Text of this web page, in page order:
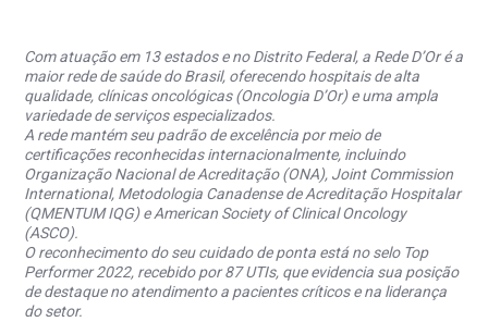
Com atuação em 13 estados e no Distrito Federal, a Rede D’Or é a
maior rede de saúde do Brasil, oferecendo hospitais de alta
qualidade, clínicas oncológicas (Oncologia D’Or) e uma ampla
variedade de serviços especializados.
A rede mantém seu padrão de excelência por meio de
certificações reconhecidas internacionalmente, incluindo
Organização Nacional de Acreditação (ONA), Joint Commission
International, Metodologia Canadense de Acreditação Hospitalar
(QMENTUM IQG) e American Society of Clinical Oncology
(ASCO).
O reconhecimento do seu cuidado de ponta está no selo Top
Performer 2022, recebido por 87 UTIs, que evidencia sua posição
de destaque no atendimento a pacientes críticos e na liderança
do setor.